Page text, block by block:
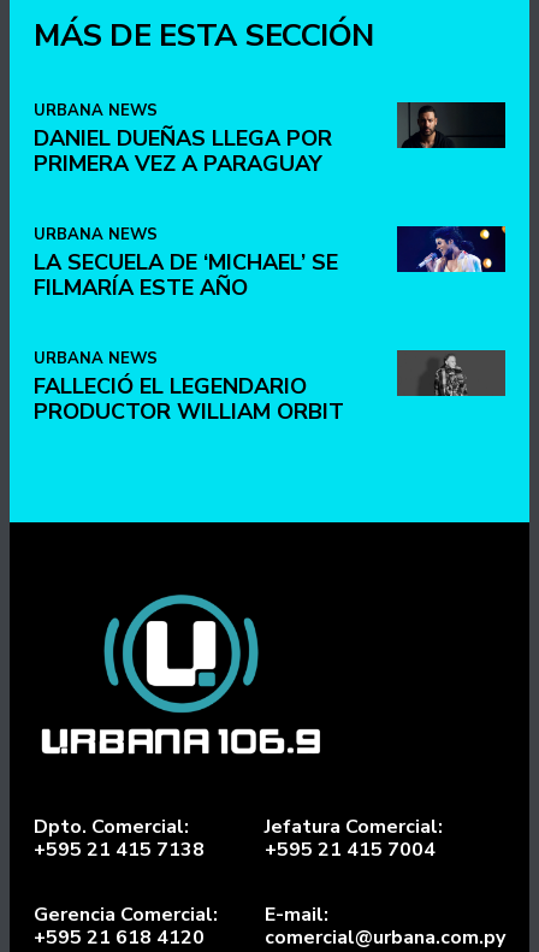
MÁS DE ESTA SECCIÓN
URBANA NEWS
DANIEL DUEÑAS LLEGA POR
PRIMERA VEZ A PARAGUAY
URBANA NEWS
LA SECUELA DE ‘MICHAEL’ SE
FILMARÍA ESTE AÑO
URBANA NEWS
FALLECIÓ EL LEGENDARIO
PRODUCTOR WILLIAM ORBIT
Dpto. Comercial:
+595 21 415 7138
Jefatura Comercial:
+595 21 415 7004
Gerencia Comercial:
+595 21 618 4120
E-mail:
comercial@urbana.com.py